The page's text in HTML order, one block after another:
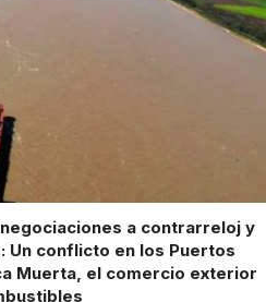
a contrarreloj y
Un conflicto en los Puertos
Muerta, el comercio exterior